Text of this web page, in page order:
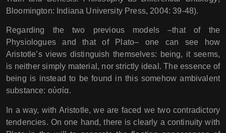
Bloomington: Indiana University Press, 2004: 39-48).
Regarding the two previous models –that of the
Physiologues and that of Plato– one can see how
Aristotle’s views distinguish themselves: being, it seems,
is neither simply material, nor strictly ideal. The essence of
being is instead to be found in this somehow ambivalent
substance: οὐσία.
In a way, with Aristotle, we are faced we two contradictory
tendencies. On one hand, there is clearly a continuity with